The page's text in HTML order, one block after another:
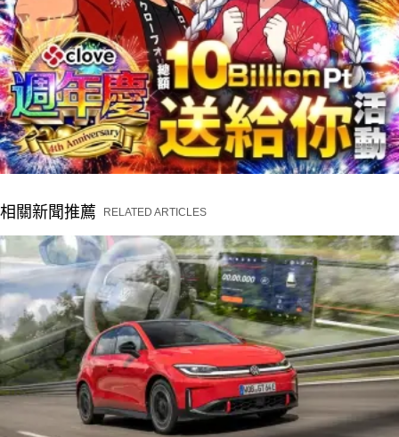
相關新聞推薦 RELATED ARTICLES